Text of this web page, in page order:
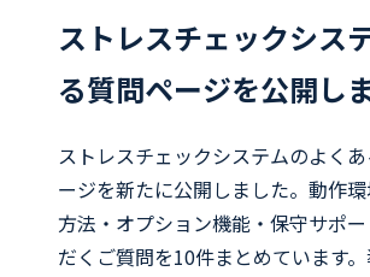
ストレスチェックシス
る質問ページを公開し
ストレスチェックシステムのよく
ージを新たに公開しました。動作
方法・オプション機能・保守サポ
だくご質問を10件まとめています